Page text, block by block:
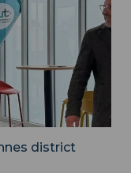
district